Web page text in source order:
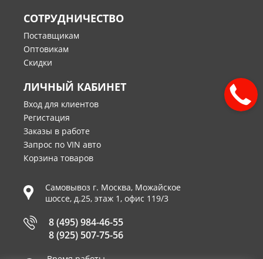
СОТРУДНИЧЕСТВО
Поставщикам
Оптовикам
Скидки
ЛИЧНЫЙ КАБИНЕТ
Вход для клиентов
Регистация
Заказы в работе
Запрос по VIN авто
Корзина товаров
Самовывоз г. Москва, Можайское
шоссе, д.25, этаж 1, офис 119/3
8 (495) 984-46-55
8 (925) 507-75-56